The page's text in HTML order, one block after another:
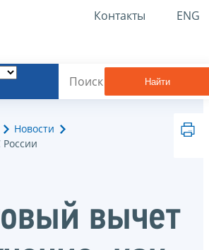
Контакты ENG
Найти
Новости
вычет